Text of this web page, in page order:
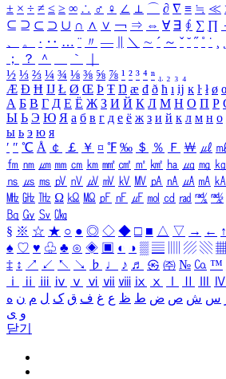
± × ÷ ≠ ≤ ≥ ∞ ∴ ♂ ♀ ∠ ⊥ ⌒ ∂ ∇ ≡ ≒ ≪
⊆ ⊇ ⊂ ⊃ ∪ ∩ ∧ ∨ ￢ ⇒ ⇔ ∀ ∃ ∮ ∑ ∏
、
。 · ‥ … ¨ 〃 ― ＼ ∼ ´ ～ ˇ ˘ ˝ ˚ ˙ ¸
；
？ ＾ ｀
½ ⅓ ⅔ ¼ ¾ ⅛ ⅜ ⅝ ⅞ ¹ ² ³ ⁴ ⁿ ₁ ₂ ₃ ₄
Æ Ð Ħ Ĳ Ł Ø Œ Þ Ŧ Ŋ æ đ ð ħ ı ĳ ĸ ŀ ł ø
А Б В Г Д Е Ё Ж З И Й К Л М Н О П Р
Ы Ь Э Ю Я а б в г д е ё ж з и й к л м н о
ы ь э ю я
′ ″ ℃ Å ￠ ￡ ￥ ¤ ℉ ‰ ＄ ％ Ｆ ￦ ㎕
㎙ ㎚ ㎛ ㎜ ㎝ ㎞ ㎟ ㎠ ㎡ ㎢ ㏊ ㎍ ㎎ ㎏
㎱ ㎲ ㎳ ㎴ ㎵ ㎶ ㎷ ㎸ ㎹ ㎀ ㎁ ㎂ ㎃ ㎄
㎒ ㎓ ㎔ Ω ㏀ ㏁ ㎊ ㎋ ㎌ ㏖ ㏅ ㎭ ㎮ ㎯
㏃ ㏉ ㏜ ㏆
§ ※ ☆ ★ ○ ● ◎ ◇ ◆ □ ■ △ ▽ → ← ↑
♠ ♡ ♥ ♧ ♣ ⊙ ◈ ▣ ◐ ◑ ▒ ▤ ▨ ▧
‡ ↕ ↗ ↙ ↖ ↘ ♭ ♩ ♪ ♬ ㉿ ㈜ № ㏇ ™
ⅰ
ⅱ ⅲ ⅳ ⅴ ⅵ ⅶ ⅷ ⅸ ⅹ Ⅳ
س ش ص ض ط ظ ع غ ف ق ک ل م ن ه
و ی
닫기